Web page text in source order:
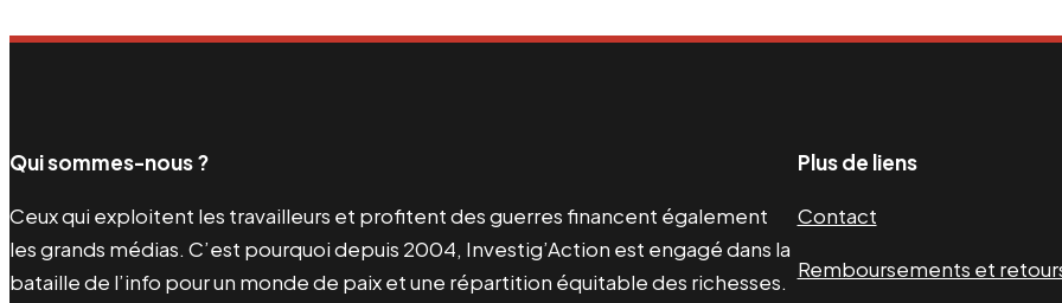
Qui sommes-nous ?
Ceux qui exploitent les travailleurs et profitent des guerres financent également
les grands médias. C’est pourquoi depuis 2004, Investig’Action est engagé dans la
bataille de l’info pour un monde de paix et une répartition équitable des richesses.
Plus de liens
Contact
Remboursements et